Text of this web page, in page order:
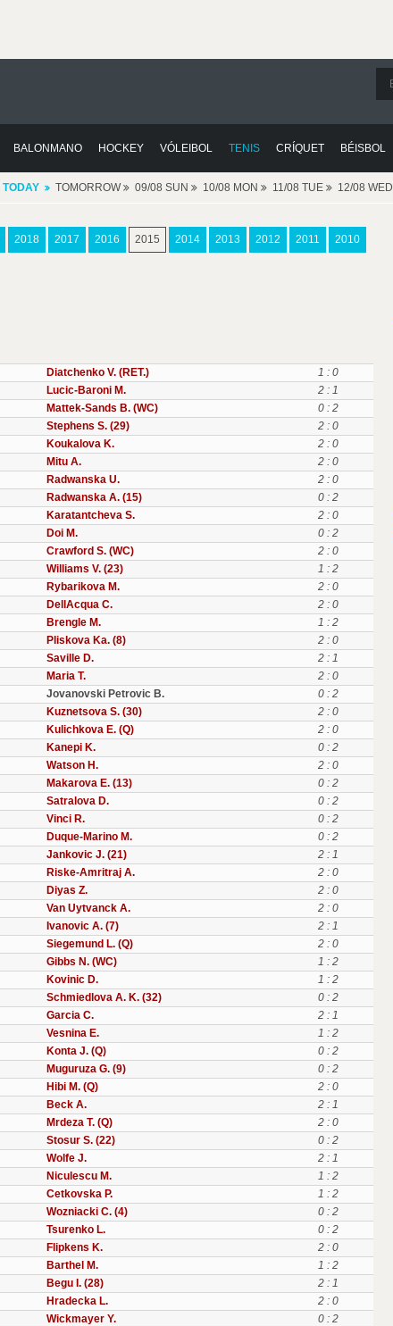
BALONMANO HOCKEY VÓLEIBOL TENIS CRÍQUET BÉISBOL
TODAY TOMORROW 09/08 SUN 10/08 MON 11/08 TUE 12/08 WED
2018 2017 2016 2015 2014 2013 2012 2011 2010
Diatchenko V. (RET.)
1 : 0
Lucic-Baroni M.
2 : 1
Mattek-Sands B. (WC)
0 : 2
Stephens S. (29)
2 : 0
Koukalova K.
2 : 0
Mitu A.
2 : 0
Radwanska U.
2 : 0
Radwanska A. (15)
0 : 2
Karatantcheva S.
2 : 0
Doi M.
0 : 2
Crawford S. (WC)
2 : 0
Williams V. (23)
1 : 2
Rybarikova M.
2 : 0
DellAcqua C.
2 : 0
Brengle M.
1 : 2
Pliskova Ka. (8)
2 : 0
Saville D.
2 : 1
Maria T.
2 : 0
Jovanovski Petrovic B.
0 : 2
Kuznetsova S. (30)
2 : 0
Kulichkova E. (Q)
2 : 0
Kanepi K.
0 : 2
Watson H.
2 : 0
Makarova E. (13)
0 : 2
Satralova D.
0 : 2
Vinci R.
0 : 2
Duque-Marino M.
0 : 2
Jankovic J. (21)
2 : 1
Riske-Amritraj A.
2 : 0
Diyas Z.
2 : 0
Van Uytvanck A.
2 : 0
Ivanovic A. (7)
2 : 1
Siegemund L. (Q)
2 : 0
Gibbs N. (WC)
1 : 2
Kovinic D.
1 : 2
Schmiedlova A. K. (32)
0 : 2
Garcia C.
2 : 1
Vesnina E.
1 : 2
Konta J. (Q)
0 : 2
Muguruza G. (9)
0 : 2
Hibi M. (Q)
2 : 0
Beck A.
2 : 1
Mrdeza T. (Q)
2 : 0
Stosur S. (22)
0 : 2
Wolfe J.
2 : 1
Niculescu M.
1 : 2
Cetkovska P.
1 : 2
Wozniacki C. (4)
0 : 2
Tsurenko L.
0 : 2
Flipkens K.
2 : 0
Barthel M.
1 : 2
Begu I. (28)
2 : 1
Hradecka L.
2 : 0
Wickmayer Y.
0 : 2